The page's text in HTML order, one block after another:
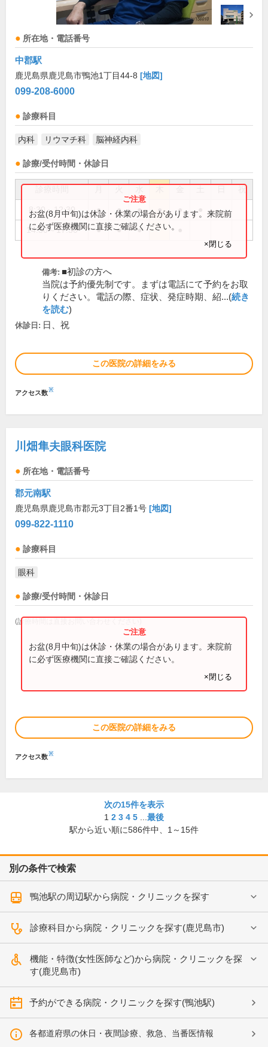
所在地・電話番号
中郡駅
鹿児島県鹿児島市鴨池1丁目44-8 [地図]
099-208-6000
診療科目
内科 リウマチ科 脳神経内科
診療/受付時間・休診日
祝
8:30～12:30 ● ● ● ● ●
14:30～17:30 ● ● ●
お盆(8月中旬)は休診・休業の場合があります。来院前
に必ず医療機関に直接ご確認ください。
×閉じる
備考: ■初診の方へ
当院は予約優先制です。まずは電話にて予約をお取
りください。電話の際、症状、発症時期、紹...(続き
を読む)
休診日: 日、祝
この医院の詳細をみる
アクセス数※
川畑隼夫眼科医院
所在地・電話番号
郡元南駅
鹿児島県鹿児島市郡元3丁目2番1号 [地図]
099-822-1110
診療科目
眼科
診療/受付時間・休診日
(診療時間は直接お問い合わせください)
お盆(8月中旬)は休診・休業の場合があります。来院前
に必ず医療機関に直接ご確認ください。
×閉じる
この医院の詳細をみる
アクセス数※
次の15件を表示
1 2 3 4 5
最後
駅から近い順に586件中、 1～15件
別の条件で検索
鴨池駅の周辺駅から病院・クリニックを探す
診療科目から病院・クリニックを探す(鹿児島市)
機能・特徴(女性医師など)から病院・クリニックを探
す(鹿児島市)
予約ができる病院・クリニックを探す(鴨池駅)
各都道府県の休日・夜間診療、救急、当番医情報